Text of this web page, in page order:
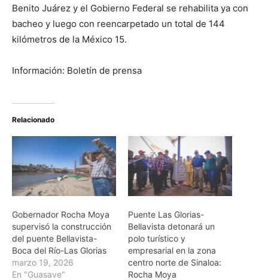
Benito Juárez y el Gobierno Federal se rehabilita ya con
bacheo y luego con reencarpetado un total de 144
kilómetros de la México 15.
Información: Boletín de prensa
Relacionado
Gobernador Rocha Moya
supervisó la construcción
del puente Bellavista-
Boca del Río-Las Glorias
marzo 19, 2026
En "Guasave"
Puente Las Glorias-
Bellavista detonará un
polo turístico y
empresarial en la zona
centro norte de Sinaloa:
Rocha Moya